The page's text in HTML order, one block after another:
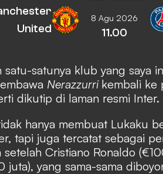
United
8 Agu 2026
11.00
satu-satunya klub yang saya
Nerazzurri kembali ke
dikutip di laman resmi Inter.
hanya membuat Lukaku
tapi juga tercatat sebagai
setelah Cristiano Ronaldo
juta), yang sama-sama